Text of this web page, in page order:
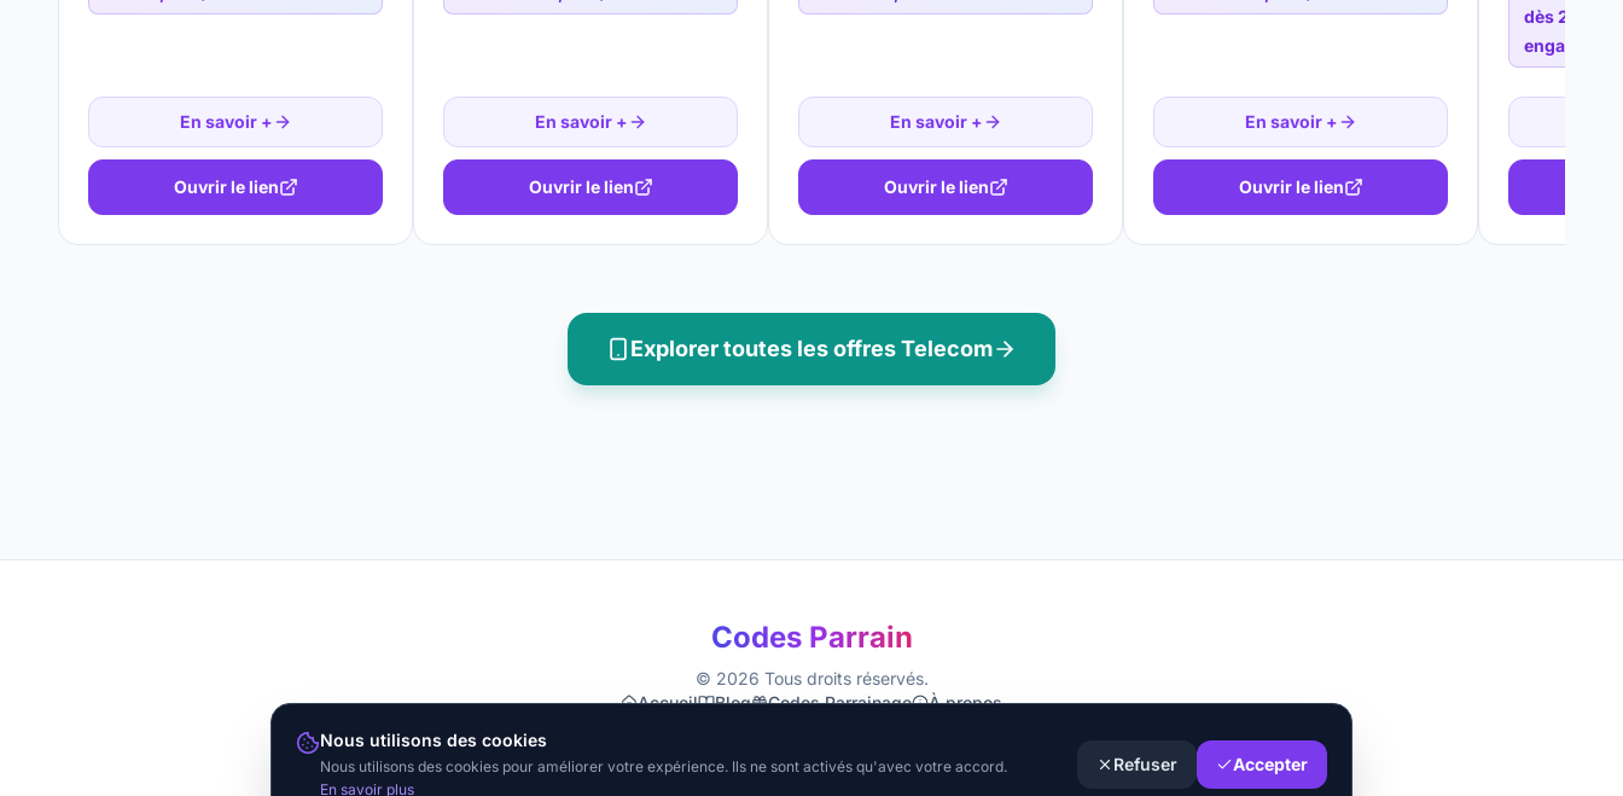
En savoir +
Ouvrir le lien
En savoir +
Ouvrir le lien
En savoir +
Ouvrir le lien
En savoir +
Ouvrir le lien
dès 24,99
Explorer toutes les offresTelecom
Nous utilisons des cookies
Nous utilisons des cookies pour améliorer votre expérience. Ils ne sont activés qu'avec votre accord.
En savoir plus
Refuser Accepter
Codes Parrain
© 2026 Tous droits réservés.
Accueil
Blog Codes Parrainage
À propos